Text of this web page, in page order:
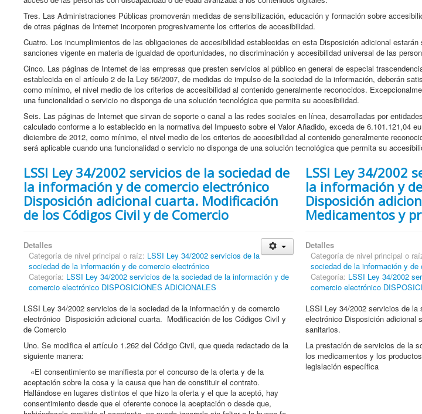
Tres. Las Administraciones Públicas promoverán medidas de sensibilización, educación y formación sobre
de otras páginas de Internet incorporen progresivamente los criterios de accesibilidad.
Cuatro. Los incumplimientos de las obligaciones de accesibilidad establecidas en esta Disposición adicional
sanciones vigente en materia de igualdad de oportunidades, no discriminación y accesibilidad universal de las
Cinco. Las páginas de Internet de las empresas que presten servicios al público en general de especial
establecida en el artículo 2 de la Ley 56/2007, de medidas de impulso de la sociedad de la información, deberán
como mínimo, el nivel medio de los criterios de accesibilidad al contenido generalmente reconocidos.
una funcionalidad o servicio no disponga de una solución tecnológica que permita su accesibilidad.
Seis. Las páginas de Internet que sirvan de soporte o canal a las redes sociales en línea, desarrolladas por
calculado conforme a lo establecido en la normativa del Impuesto sobre el Valor Añadido, exceda de 6.101.121,04
diciembre de 2012, como mínimo, el nivel medio de los criterios de accesibilidad al contenido generalmente
será aplicable cuando una funcionalidad o servicio no disponga de una solución tecnológica que permita su
LSSI Ley 34/2002 servicios de la sociedad de
la información y de comercio electrónico
Disposición adicional cuarta. Modificación
de los Códigos Civil y de Comercio
Detalles
Categoría de nivel principal o raíz: LSSI Ley 34/2002 servicios de la
sociedad de la información y de comercio electrónico
Categoría: LSSI Ley 34/2002 servicios de la sociedad de la información y de
comercio electrónico DISPOSICIONES ADICIONALES
LSSI Ley 34/2002 servicios de la sociedad de la información y de comercio
electrónico Disposición adicional cuarta. Modificación de los Códigos Civil y
de Comercio
Uno. Se modifica el artículo 1.262 del Código Civil, que queda redactado de la
siguiente manera:
«El consentimiento se manifiesta por el concurso de la oferta y de la
aceptación sobre la cosa y la causa que han de constituir el contrato.
Hallándose en lugares distintos el que hizo la oferta y el que la aceptó, hay
consentimiento desde que el oferente conoce la aceptación o desde que,
LSSI Ley 34/2002
la información y
Disposición
Medicamentos y
Detalles
Categoría de nivel principal o
sociedad de la información y de
Categoría: LSSI Ley 34/2002
comercio electrónico
LSSI Ley 34/2002 servicios de
electrónico Disposición adicional
sanitarios.
La prestación de servicios de la
los medicamentos y los
legislación específica